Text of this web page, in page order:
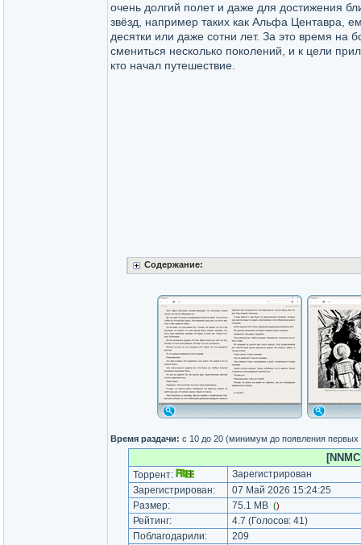
очень долгий полет и даже для достижения
звёзд, например таких как Альфа Центавра,
десятки или даже сотни лет. За это время на
смениться несколько поколений, и к цели
кто начал путешествие.
Содержание:
Время раздачи: с 10 до 20 (минимум до появления
Торрент:
Зарегистрирован
Зарегистрирован:
07 Май 2026 15:24:25
Размер:
75.1 MB ()
Рейтинг: 4.7 (Голосов: 41)
Поблагодарили:
209